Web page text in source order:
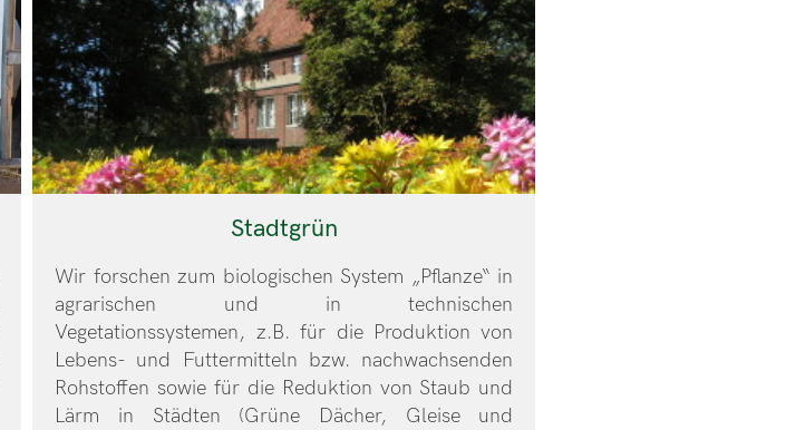
Stadtgrün
Wir forschen zum biologischen System „Pflanze“ in
agrarischen und in technischen
Vegetationssystemen, z.B. für die Produktion von
Lebens- und Futtermitteln bzw. nachwachsenden
Rohstoffen sowie für die Reduktion von Staub und
Lärm in Städten (Grüne Dächer, Gleise und